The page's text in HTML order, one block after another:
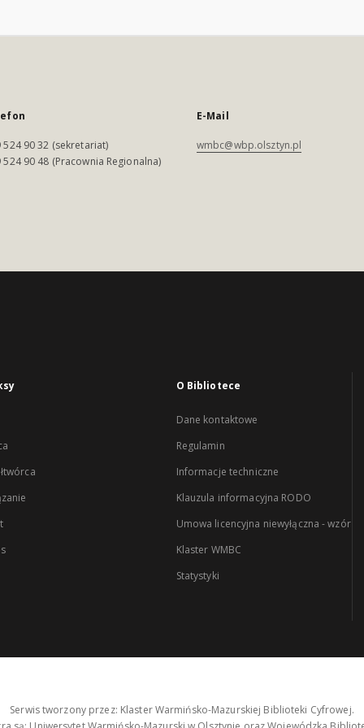
524 90 32 (sekretariat)
524 90 48 (Pracownia Regionalna)
E-Mail
wmbc@wbp.olsztyn.pl
O Bibliotece
Dane kontaktowe
Regulamin
Informacje techniczne
Klauzula informacyjna RODO
Umowa licencyjna niewyłączna - wzór
Klaster WMBC
Statystyki
Serwis tworzony przez: Klaster Warmińsko-Mazurskiej Biblioteki Cyfrowej.